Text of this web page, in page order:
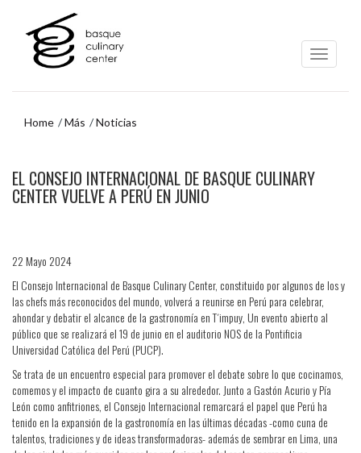
contenido
principal
navegación
Home Más Noticias
menú
EL CONSEJO INTERNACIONAL DE BASQUE CULINARY
CENTER VUELVE A PERÚ EN JUNIO
22 Mayo 2024
El Consejo Internacional de Basque Culinary Center, constituido por algunos de los y
las chefs más reconocidos del mundo, volverá a reunirse en Perú para celebrar,
ahondar y debatir el alcance de la gastronomía en T´impuy, Un evento abierto al
público que se realizará el 19 de junio en el auditorio NOS de la Pontificia
Universidad Católica del Perú (PUCP).
Se trata de un encuentro especial para promover el debate sobre lo que cocinamos,
comemos y el impacto de cuanto gira a su alrededor. Junto a Gastón Acurio y Pía
León como anfitriones, el Consejo Internacional remarcará el papel que Perú ha
tenido en la expansión de la gastronomía en las últimas décadas -como cuna de
talentos, tradiciones y de ideas transformadoras- además de sembrar en Lima, una